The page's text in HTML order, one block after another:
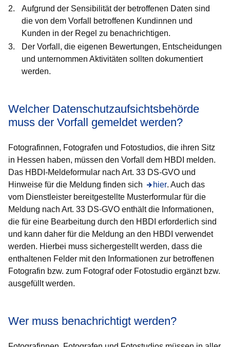
Aufgrund der Sensibilität der betroffenen Daten sind
die von dem Vorfall betroffenen Kundinnen und
Kunden in der Regel zu benachrichtigen.
Der Vorfall, die eigenen Bewertungen, Entscheidungen
und unternommen Aktivitäten sollten dokumentiert
werden.
Welcher Datenschutzaufsichtsbehörde
muss der Vorfall gemeldet werden?
Fotografinnen, Fotografen und Fotostudios, die ihren Sitz
in Hessen haben, müssen den Vorfall dem HBDI melden.
Das HBDI-Meldeformular nach Art. 33 DS-GVO und
Hinweise für die Meldung finden sich
hier. Auch das
vom Dienstleister bereitgestellte Musterformular für die
Meldung nach Art. 33 DS-GVO enthält die Informationen,
die für eine Bearbeitung durch den HBDI erforderlich sind
und kann daher für die Meldung an den HBDI verwendet
werden. Hierbei muss sichergestellt werden, dass die
enthaltenen Felder mit den Informationen zur betroffenen
Fotografin bzw. zum Fotograf oder Fotostudio ergänzt bzw.
ausgefüllt werden.
Wer muss benachrichtigt werden?